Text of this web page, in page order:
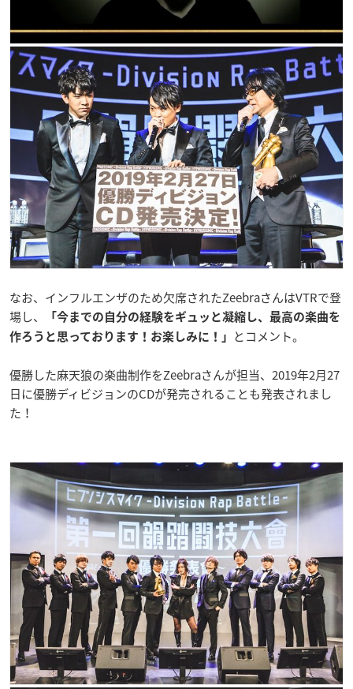
なお、インフルエンザのため欠席されたZeebraさんはVTRで登
場し、
「今までの自分の経験をギュッと凝縮し、最高の楽曲を
作ろうと思っております！お楽しみに！」
とコメント。
優勝した麻天狼の楽曲制作をZeebraさんが担当、2019年2月27
日に優勝ディビジョンのCDが発売されることも発表されまし
た！